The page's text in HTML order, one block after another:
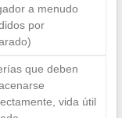
a menudo
por
que deben
vida útil